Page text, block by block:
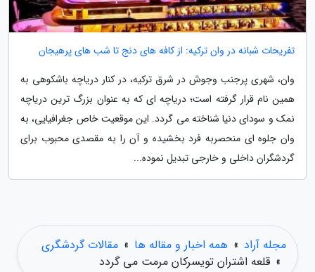
تفریحات شبانه در وان ترکیه: از کافه های دنج تا شب های پرهیجان
وان، شهری پرجنب وجوش در شرق ترکیه، در کنار دریاچه باشکوهی به
همین نام قرار گرفته است؛ دریاچه ای که به عنوان بزرگ ترین دریاچه
نمک و سودای دنیا شناخته می گردد. این موقعیت خاص جغرافیایی، به
وان جلوه ای منحصربه فرد بخشیده و آن را به مقصدی محبوب برای
گردشگران داخلی و خارجی تبدیل نموده...
مجله آراد » همه اخبار و مقاله ها » مقالات گردشگری
» قلعه اشتران تویسرکان مرمت می گردد